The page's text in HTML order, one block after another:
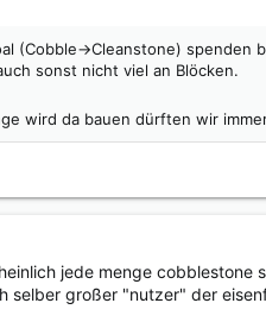
(Cobble->Cleanstone)
sonst nicht viel an Blöcken.
wird da bauen dürften wir
jede menge
großer "nutzer" der